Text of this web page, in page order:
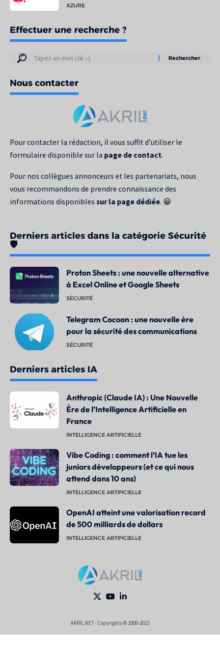
AZURE
Effectuer une recherche ?
Résultats
votre
recherche
Nous contacter
Pour contacter la rédaction, il vous suffit d’utiliser le
formulaire disponible sur la page de contact.
Pour nos collègues annonceurs et les partenariats, nous
vous recommandons de prendre connaissance des
informations disponibles sur la page dédiée. 😁
Derniers articles dans la catégorie Sécurité
🛡️
Proton Sheets : une nouvelle alternative
à Excel Online et Google Sheets
SÉCURITÉ
Telegram Cocoon : une nouvelle ère
pour la sécurité des communications
SÉCURITÉ
Derniers articles IA
Anthropic (Claude IA) : Une Nouvelle
Ère de l’Intelligence Artificielle en
France
INTELLIGENCE ARTIFICIELLE
Vibe Coding : comment l’IA tue les
juniors développeurs (et ce qui nous
attend dans 10 ans)
INTELLIGENCE ARTIFICIELLE
OpenAI atteint une valorisation record
de 500 milliards de dollars
INTELLIGENCE ARTIFICIELLE
AKRIL.NET - Copyrights © 2006-2023